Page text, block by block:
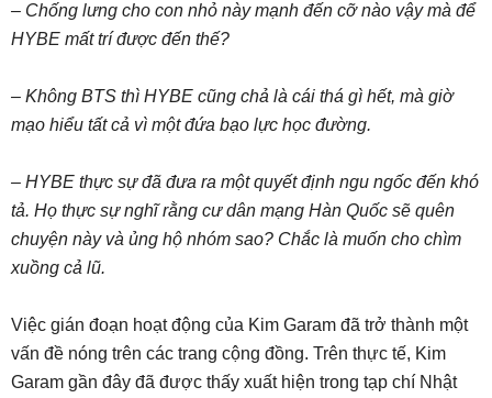
– Chống lưng cho con nhỏ này mạnh đến cỡ nào vậy mà để
HYBE mất trí được đến thế?
– Không BTS thì HYBE cũng chả là cái thá gì hết, mà giờ
mạo hiểu tất cả vì một đứa bạo lực học đường.
– HYBE thực sự đã đưa ra một quyết định ngu ngốc đến khó
tả. Họ thực sự nghĩ rằng cư dân mạng Hàn Quốc sẽ quên
chuyện này và ủng hộ nhóm sao? Chắc là muốn cho chìm
xuồng cả lũ.
Việc gián đoạn hoạt động của Kim Garam đã trở thành một
vấn đề nóng trên các trang cộng đồng. Trên thực tế, Kim
Garam gần đây đã được thấy xuất hiện trong tạp chí Nhật